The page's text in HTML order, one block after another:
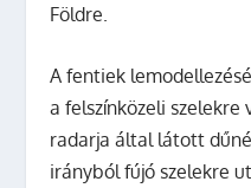
Földre.
A fentiek
a felszínközeli szelekre
radarja által látott
irányból fújó szelekre